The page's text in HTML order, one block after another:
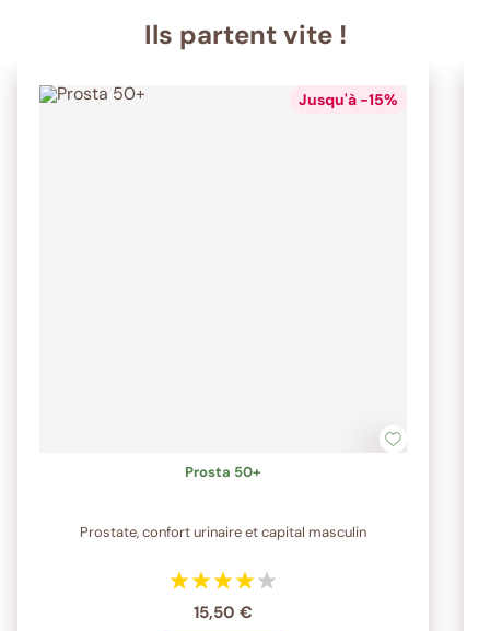
Ils partent vite !
Jusqu'à -15%
Prosta 50+
Prostate, confort urinaire et capital masculin
15,50 €